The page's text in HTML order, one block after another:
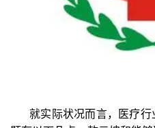
就实际状况而言，医疗